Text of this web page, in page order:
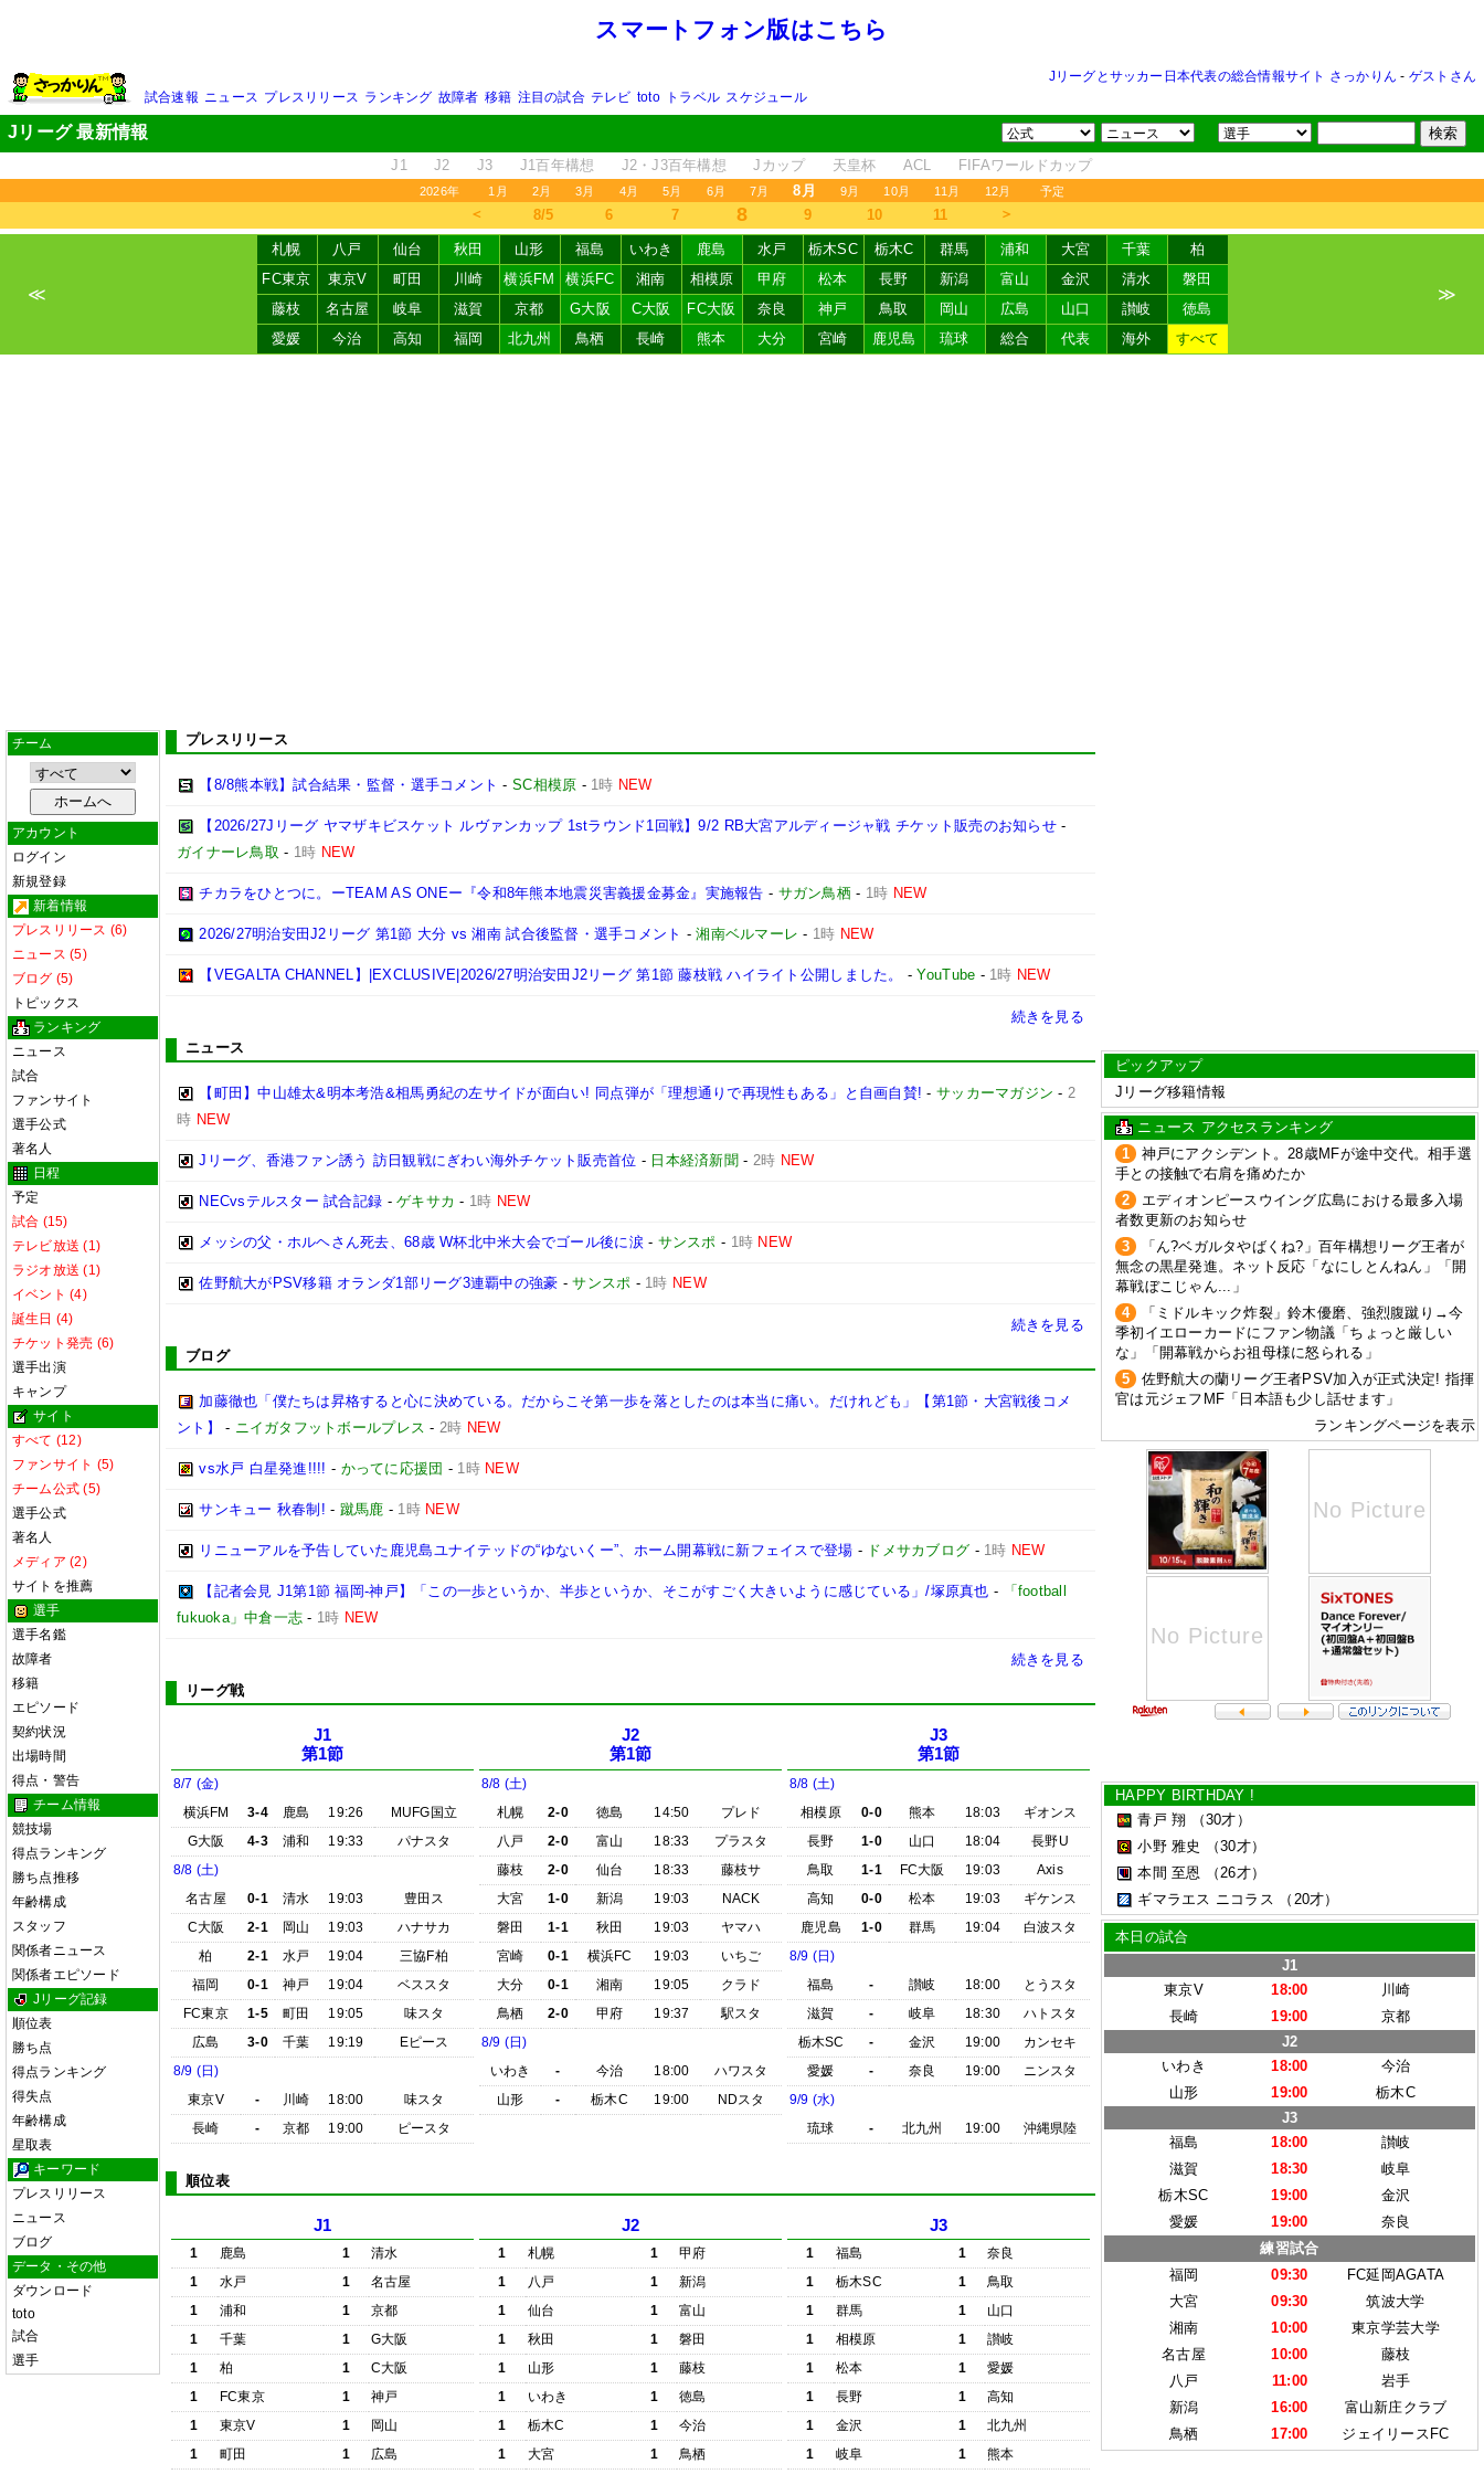
スマートフォン版はこちら
Jリーグとサッカー日本代表の総合情報サイト さっかりん - ゲストさん
試合速報 ニュース プレスリリース ランキング 故障者 移籍 注目の試合 テレビ toto トラベル スケジュール
Jリーグ 最新情報
J1 J2 J3 J1百年構想 J2・J3百年構想 Jカップ 天皇杯 ACL FIFAワールドカップ
2026年 1月 2月 3月 4月 5月 6月 7月 8月 9月 10月 11月 12月 予定
＜ 8/5 6 7 8 9 10 11 ＞
≪
札幌 八戸 仙台 秋田 山形 福島 いわき 鹿島 水戸 栃木SC 栃木C 群馬 浦和 大宮 千葉
柏
FC東京
東京V 町田 川崎 横浜FM 横浜FC 湘南 相模原 甲府 松本 長野 新潟 富山 金沢 清水
磐田
藤枝
名古屋 岐阜 滋賀 京都 G大阪 C大阪 FC大阪 奈良 神戸 鳥取 岡山 広島 山口 讃岐
徳島
愛媛
今治 高知 福岡 北九州 鳥栖 長崎 熊本 大分 宮崎 鹿児島 琉球 総合 代表 海外 すべて
≫
チーム
アカウント
ログイン
新規登録
新着情報
プレスリリース (6)
ニュース (5)
ブログ (5)
トピックス
ランキング
ニュース
試合
ファンサイト
選手公式
著名人
日程
予定
試合 (15)
テレビ放送 (1)
ラジオ放送 (1)
イベント (4)
誕生日 (4)
チケット発売 (6)
選手出演
キャンプ
サイト
すべて (12)
ファンサイト (5)
チーム公式 (5)
選手公式
著名人
メディア (2)
サイトを推薦
選手
選手名鑑
故障者
移籍
エピソード
契約状況
出場時間
得点・警告
チーム情報
競技場
得点ランキング
勝ち点推移
年齢構成
スタッフ
関係者ニュース
関係者エピソード
Jリーグ記録
順位表
勝ち点
得点ランキング
得失点
年齢構成
星取表
キーワード
プレスリリース
ニュース
ブログ
データ・その他
ダウンロード
toto
試合
選手
プレスリリース
【8/8熊本戦】試合結果・監督・選手コメント - SC相模原 - 1時 NEW
【2026/27Jリーグ ヤマザキビスケット ルヴァンカップ 1stラウンド1回戦】9/2 RB大宮アルディージャ戦 チケット販売のお知らせ-
ガイナーレ鳥取 - 1時 NEW
チカラをひとつに。ーTEAM AS ONEー『令和8年熊本地震災害義援金募金』実施報告 - サガン鳥栖- 1時 NEW
2026/27明治安田J2リーグ 第1節 大分 vs 湘南 試合後監督・選手コメント -湘南ベルマーレ - 1時 NEW
【VEGALTA CHANNEL】|EXCLUSIVE|2026/27明治安田J2リーグ 第1節 藤枝戦 ハイライト公開しました。 -YouTube - 1時 NEW
続きを見る
ニュース
【町田】中山雄太&明本考浩&相馬勇紀の左サイドが面白い! 同点弾が「理想通りで再現性もある」と自画自賛! - サッカーマガジン - 2
時 NEW
Jリーグ、香港ファン誘う 訪日観戦にぎわい海外チケット販売首位 - 日本経済新聞 - 2時 NEW
NECvsテルスター 試合記録 -ゲキサカ - 1時 NEW
メッシの父・ホルヘさん死去、68歳 W杯北中米大会でゴール後に涙 - サンスポ - 1時 NEW
佐野航大がPSV移籍 オランダ1部リーグ3連覇中の強豪 -サンスポ - 1時 NEW
続きを見る
ブログ
加藤徹也「僕たちは昇格すると心に決めている。だからこそ第一歩を落としたのは本当に痛い。だけれども」【第1節・大宮戦後コメ
ント】
- ニイガタフットボールプレス - 2時 NEW
vs水戸 白星発進!!!! - かってに応援団 - 1時 NEW
サンキュー 秋春制! - 蹴馬鹿 - 1時 NEW
リニューアルを予告していた鹿児島ユナイテッドの“ゆないくー”、ホーム開幕戦に新フェイスで登場 - ドメサカブログ - 1時 NEW
【記者会見 J1第1節 福岡-神戸】「この一歩というか、半歩というか、そこがすごく大きいように感じている」/塚原真也 -
「football
fukuoka」中倉一志 - 1時 NEW
続きを見る
リーグ戦
J1
第1節
8/7 (金)
横浜FM
3-4 鹿島 19:26
MUFG国立
G大阪
4-3 浦和 19:33
パナスタ
8/8 (土)
名古屋
0-1 清水 19:03
豊田ス
C大阪
2-1 岡山 19:03
ハナサカ
柏
2-1 水戸 19:04
三協F柏
福岡
0-1 神戸 19:04
ベススタ
FC東京
1-5 町田 19:05
味スタ
広島
3-0 千葉 19:19
Eピース
8/9 (日)
東京V
- 川崎 18:00
味スタ
長崎
- 京都 19:00 ピースタ
J2
第1節
8/8 (土)
札幌
2-0 徳島 14:50
プレド
八戸
2-0 富山 18:33
プラスタ
藤枝
2-0 仙台 18:33
藤枝サ
大宮
1-0 新潟 19:03
NACK
磐田
1-1 秋田 19:03
ヤマハ
宮崎
0-1 横浜FC 19:03
いちご
大分
0-1 湘南 19:05
クラド
鳥栖
2-0 甲府 19:37
駅スタ
8/9 (日)
いわき
- 今治 18:00
ハワスタ
山形
- 栃木C 19:00 NDスタ
J3
第1節
8/8 (土)
相模原
0-0 熊本 18:03
ギオンス
長野
1-0 山口 18:04
長野U
鳥取
1-1 FC大阪 19:03
Axis
高知
0-0 松本 19:03
ギケンス
鹿児島
1-0 群馬 19:04
白波スタ
8/9 (日)
福島
- 讃岐 18:00
とうスタ
滋賀
- 岐阜 18:30
ハトスタ
栃木SC
- 金沢 19:00
カンセキ
愛媛
- 奈良 19:00
ニンスタ
9/9 (水)
琉球
- 北九州 19:00 沖縄県陸
順位表
J1
1 鹿島 1
清水
1
水戸 1
名古屋
1
浦和 1
京都
1
千葉 1
G大阪
1
柏 1
C大阪
1
FC東京 1
神戸
1
東京V 1
岡山
1
町田 1
広島
J2
1 札幌 1
甲府
1
八戸 1
新潟
1
仙台 1
富山
1
秋田 1
磐田
1
山形 1
藤枝
1
いわき 1
徳島
1
栃木C 1
今治
1
大宮 1
鳥栖
J3
1 福島 1
奈良
1
栃木SC 1
鳥取
1
群馬 1
山口
1
相模原 1
讃岐
1
松本 1
愛媛
1
長野 1
高知
1
金沢 1
北九州
1
岐阜 1
熊本
ピックアップ
Jリーグ移籍情報
ニュース アクセスランキング
1
神戸にアクシデント。28歳MFが途中交代。相手選
手との接触で右肩を痛めたか
2
エディオンピースウイング広島における最多入場
者数更新のお知らせ
3
「ん?ベガルタやばくね?」百年構想リーグ王者が
無念の黒星発進。ネット反応「なにしとんねん」「開
幕戦ぼこじゃん...」
4
「ミドルキック炸裂」鈴木優磨、強烈腹蹴り→今
季初イエローカードにファン物議「ちょっと厳しい
な」「開幕戦からお祖母様に怒られる」
5
佐野航大の蘭リーグ王者PSV加入が正式決定! 指揮
官は元ジェフMF「日本語も少し話せます」
ランキングページを表示
HAPPY BIRTHDAY !
青戸 翔
（30才）
小野 雅史
（30才）
本間 至恩
（26才）
ギマラエス ニコラス
（20才）
本日の試合
J1
東京V
18:00
川崎
長崎
19:00
京都
J2
いわき
18:00
今治
山形
19:00
栃木C
J3
福島
18:00
讃岐
滋賀
18:30
岐阜
栃木SC
19:00
金沢
愛媛
19:00
奈良
練習試合
福岡
09:30
FC延岡AGATA
大宮
09:30
筑波大学
湘南
10:00
東京学芸大学
名古屋
10:00
藤枝
八戸
11:00
岩手
新潟
16:00
富山新庄クラブ
鳥栖
17:00 ジェイリースFC